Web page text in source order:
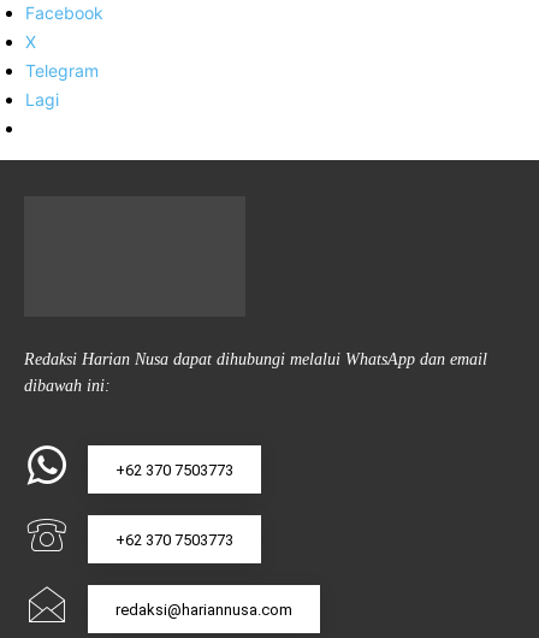
Facebook
X
Telegram
Lagi
Redaksi Harian Nusa dapat dihubungi melalui WhatsApp dan email
dibawah ini:
+62 370 7503773
+62 370 7503773
redaksi@hariannusa.com